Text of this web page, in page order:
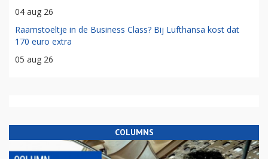
04 aug 26
Raamstoeltje in de Business Class? Bij Lufthansa kost dat
170 euro extra
05 aug 26
COLUMNS